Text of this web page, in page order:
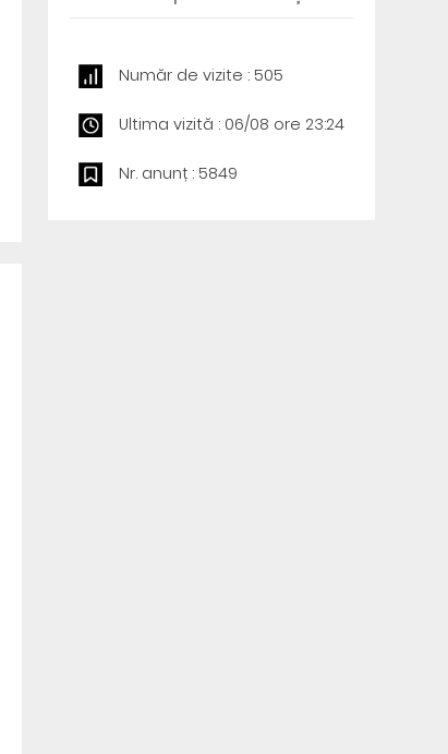
Număr de vizite : 505
Ultima vizită : 06/08 ore 23:24
Nr. anunț : 5849